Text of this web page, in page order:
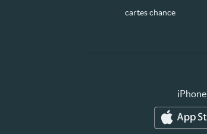
cartes chance
iPhone